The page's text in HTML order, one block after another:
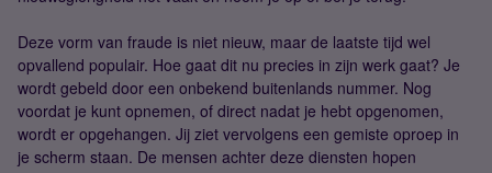
Deze vorm van fraude is niet nieuw, maar de laatste tijd wel
opvallend populair. Hoe gaat dit nu precies in zijn werk gaat? Je
wordt gebeld door een onbekend buitenlands nummer. Nog
voordat je kunt opnemen, of direct nadat je hebt opgenomen,
wordt er opgehangen. Jij ziet vervolgens een gemiste oproep in
je scherm staan. De mensen achter deze diensten hopen